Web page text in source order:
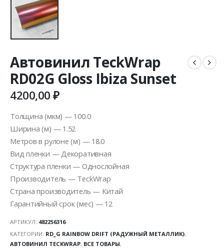
Автовинил TeckWrap
RD02G Gloss Ibiza Sunset
4200,00₽
Толщина (мкм) — 100.0
Ширина (м) — 1.52
Метров в рулоне (м) — 18.0
Вид пленки — Декоративная
Структура пленки — Однослойная
Производитель — TeckWrap
Страна производитель — Китай
Гарантийный срок (мес) — 12
АРТИКУЛ: 482256316
КАТЕГОРИИ: RD_G RAINBOW DRIFT (РАДУЖНЫЙ МЕТАЛЛИК),
АВТОВИНИЛ TECKWRAP, ВСЕ ТОВАРЫ,